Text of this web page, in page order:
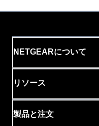
NETGEARについて
リソース
製品と注文